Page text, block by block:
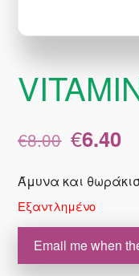
€8.00 Original
price
€8.00.
€6.40
Άμυνα και
Εξαντλημένο
Email me when